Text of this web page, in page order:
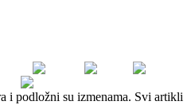
i podložni su izmenama. Svi artikli